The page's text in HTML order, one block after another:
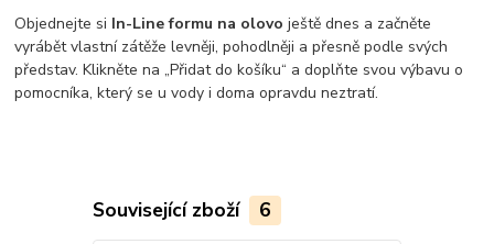
Objednejte si In-Line formu na olovo ještě dnes a začněte
vyrábět vlastní zátěže levněji, pohodlněji a přesně podle svých
představ. Klikněte na „Přidat do košíku“ a doplňte svou výbavu o
pomocníka, který se u vody i doma opravdu neztratí.
Související zboží 6